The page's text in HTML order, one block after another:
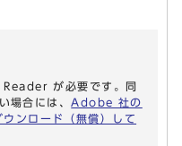
が必要です。同
場合には、 Adobe 社の
ンロード（無償）して